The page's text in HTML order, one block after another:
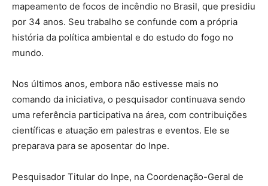
mapeamento de focos de incêndio no Brasil, que presidiu
por 34 anos. Seu trabalho se confunde com a própria
história da política ambiental e do estudo do fogo no
mundo.
Nos últimos anos, embora não estivesse mais no
comando da iniciativa, o pesquisador continuava sendo
uma referência participativa na área, com contribuições
científicas e atuação em palestras e eventos. Ele se
preparava para se aposentar do Inpe.
Pesquisador Titular do Inpe, na Coordenação-Geral de